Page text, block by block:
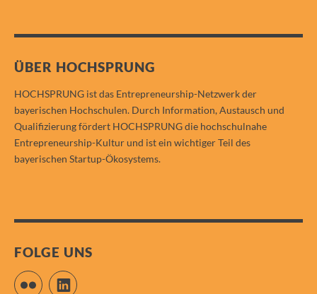
ÜBER HOCHSPRUNG
HOCHSPRUNG ist das Entrepreneurship-Netzwerk der
bayerischen Hochschulen. Durch Information, Austausch und
Qualifizierung fördert HOCHSPRUNG die hochschulnahe
Entrepreneurship-Kultur und ist ein wichtiger Teil des
bayerischen Startup-Ökosystems.
FOLGE UNS
Flickr LinkedIn